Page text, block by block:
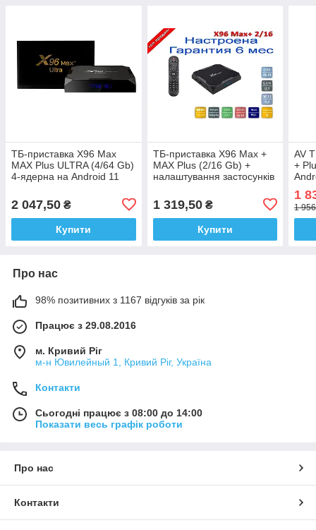
ТБ-приставка X96 Max
MAX Plus ULTRA (4/64 Gb)
4-ядерна на Android 11
2 047,50 ₴
Купити
ТБ-приставка X96 Max +
MAX Plus (2/16 Gb) +
налаштування застосунків
1 319,50₴
Купити
AV
+
1
1
Про нас
98% позитивних з 1167 відгуків за рік
Працює з 29.08.2016
м. Кривий Ріг
м-н Ювилейный 1, Кривий Ріг, Україна
Контакти
Сьогодні працює з 08:00 до 14:00
Показати весь графік роботи
Про нас
Контакти